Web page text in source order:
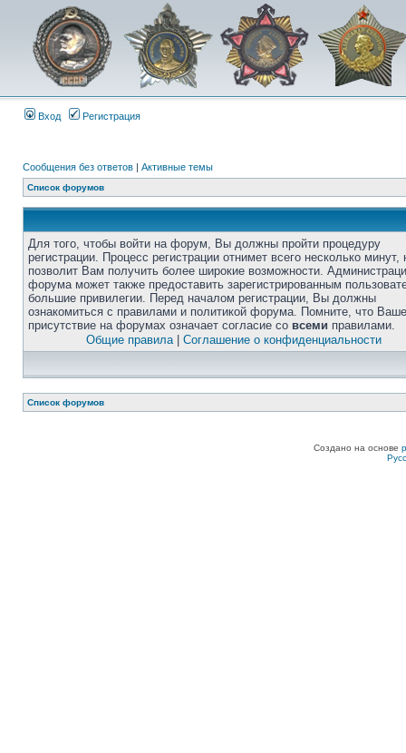
Вход Регистрация
Сообщения без ответов | Активные темы
Список форумов
Для того, чтобы войти на форум, Вы должны пройти процедуру
регистрации. Процесс регистрации отнимет всего несколько минут,
позволит Вам получить более широкие возможности.
форума может также предоставить зарегистрированным
большие привилегии. Перед началом регистрации, Вы должны
ознакомиться с правилами и политикой форума. Помните, что Ваше
присутствие на форумах означает согласие со всеми правилами.
Общие правила| Соглашение о конфиденциальности
Список форумов
Создано на основе